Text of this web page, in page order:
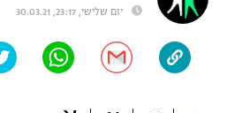
"מעל הליגה" – פודקאסט
"מחצית בשכונה" – פודקאסט
בני יהודה
UFC
היאבקות WWE
יום שלישי, 23:17, 30.03.21